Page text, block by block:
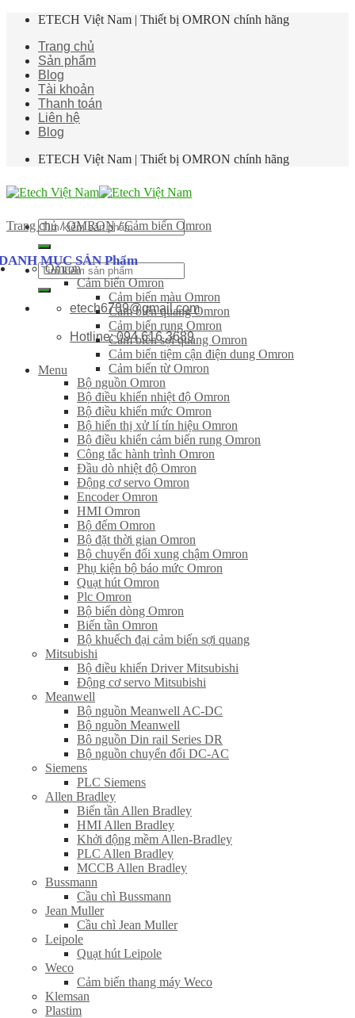
Skip
content
ETECH Việt Nam | Thiết bị OMRON chính hãng
Trang chủ
Sản phẩm
Blog
Tài khoản
Thanh toán
Liên hệ
Blog
ETECH Việt Nam | Thiết bị OMRON chính hãng
Tìm
kiếm:
Tìm
kiếm:
etech6789@gmail.com
Hotline: 094 616 3689
Menu
Trang chủ / OMRON / Cảm biến Omron
MỤC SẢN Phẩm
Omron
Cảm biến Omron
Cảm biến màu Omron
Cảm biến quang Omron
Cảm biến rung Omron
Cảm biến sợi quang Omron
Cảm biến tiệm cận điện dung Omron
Cảm biến từ Omron
Bộ nguồn Omron
Bộ điều khiển nhiệt độ Omron
Bộ điều khiển mức Omron
Bộ hiển thị xử lí tín hiệu Omron
Bộ điều khiển cảm biến rung Omron
Công tắc hành trình Omron
Đầu dò nhiệt độ Omron
Động cơ servo Omron
Encoder Omron
HMI Omron
Bộ đếm Omron
Bộ đặt thời gian Omron
Bộ chuyển đổi xung chậm Omron
Phụ kiện bộ báo mức Omron
Quạt hút Omron
Plc Omron
Bộ biến dòng Omron
Biến tần Omron
Bộ khuếch đại cảm biến sợi quang
Mitsubishi
Bộ điều khiển Driver Mitsubishi
Động cơ servo Mitsubishi
Meanwell
Bộ nguồn Meanwell AC-DC
Bộ nguồn Meanwell
Bô nguồn Din rail Series DR
Bộ nguồn chuyển đổi DC-AC
Siemens
PLC Siemens
Allen Bradley
Biến tần Allen Bradley
HMI Allen Bradley
Khởi động mềm Allen-Bradley
PLC Allen Bradley
MCCB Allen Bradley
Bussmann
Cầu chì Bussmann
Jean Muller
Cầu chì Jean Muller
Leipole
Quạt hút Leipole
Weco
Cảm biến thang máy Weco
Klemsan
Plastim